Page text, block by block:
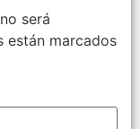
será
están marcados